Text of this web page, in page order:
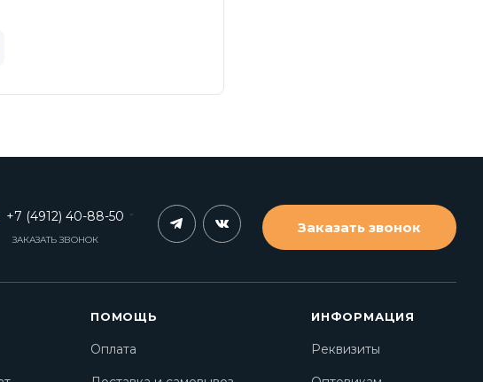
+7 (4912) 40-88-50
ЗАКАЗАТЬ ЗВОНОК
Заказать звонок
ПОМОЩЬ
Оплата
ИНФОРМАЦИЯ
Реквизиты